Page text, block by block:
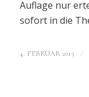
Auflage nur
sofort in die
4. FEBRUAR 2015 /